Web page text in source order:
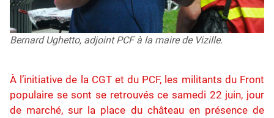
Bernard Ughetto, adjoint PCF à la maire de Vizille.
À l’initiative de la CGT et du PCF, les militants du Front
populaire se sont se retrouvés ce samedi 22 juin, jour
de marché, sur la place du château en présence de